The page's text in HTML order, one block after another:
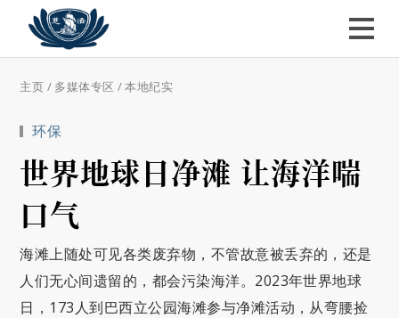
主页 / 多媒体专区 /本地纪实
环保
世界地球日净滩 让海洋喘
口气
海滩上随处可见各类废弃物，不管故意被丢弃的，还是
人们无心间遗留的，都会污染海洋。2023年世界地球
日，173人到巴西立公园海滩参与净滩活动，从弯腰捡